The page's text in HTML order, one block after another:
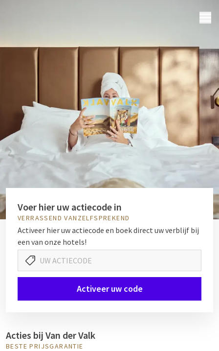
Voer hier uw actiecode in
VERRASSEND VANZELFSPREKEND
Activeer hier uw actiecode en boek direct uw verblijf bij
een van onze hotels!
Activeer uw code
Acties bij Van der Valk
BESTE PRIJSGARANTIE